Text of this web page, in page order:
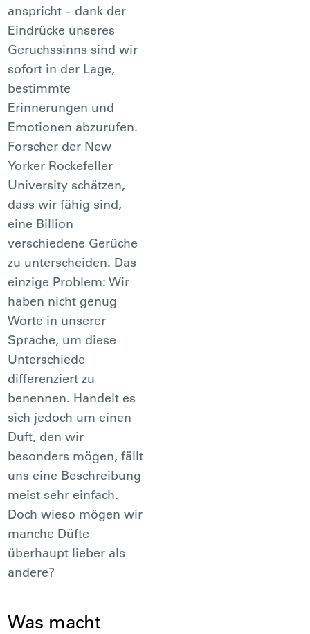
anspricht – dank der
Eindrücke unseres
Geruchssinns sind wir
sofort in der Lage,
bestimmte
Erinnerungen und
Emotionen abzurufen.
Forscher der New
Yorker Rockefeller
University schätzen,
dass wir fähig sind,
eine Billion
verschiedene Gerüche
zu unterscheiden. Das
einzige Problem: Wir
haben nicht genug
Worte in unserer
Sprache, um diese
Unterschiede
differenziert zu
benennen. Handelt es
sich jedoch um einen
Duft, den wir
besonders mögen, fällt
uns eine Beschreibung
meist sehr einfach.
Doch wieso mögen wir
manche Düfte
überhaupt lieber als
andere?
Was macht